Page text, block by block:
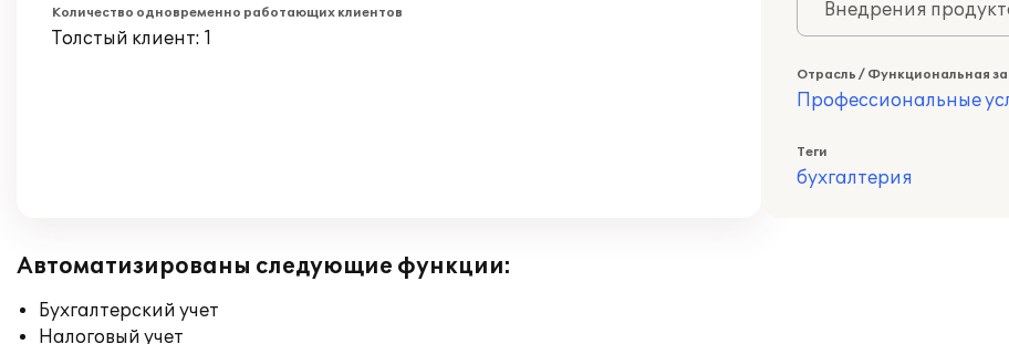
Количество одновременно работающих клиентов
Толстый клиент: 1
Внедрения
Отрасль / Функциональная
Профессиональные
Теги
бухгалтерия
Автоматизированы следующие функции:
Бухгалтерский учет
Налоговый учет